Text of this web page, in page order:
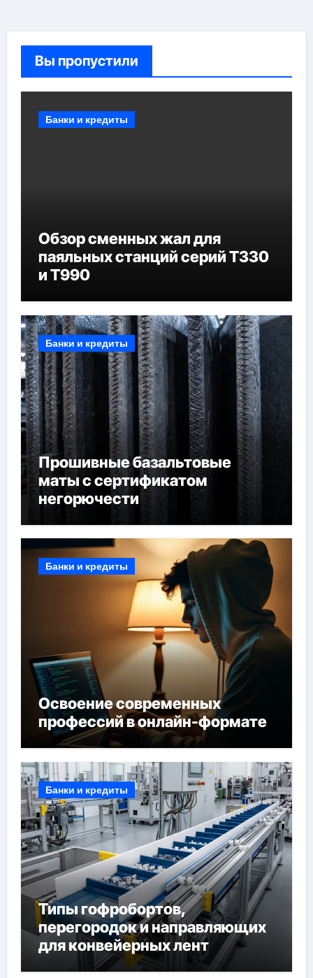
Вы пропустили
Банки и кредиты
Обзор сменных жал для
паяльных станций серий T330
и T990
Банки и кредиты
Прошивные базальтовые
маты с сертификатом
негорючести
Банки и кредиты
Освоение современных
профессий в онлайн-формате
Банки и кредиты
Типы гофробортов,
перегородок и направляющих
для конвейерных лент